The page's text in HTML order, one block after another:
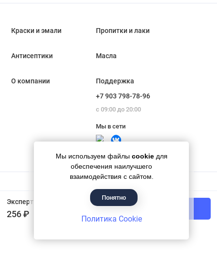
Эксперт Эмаль Универсальная алкидная полуматовая Белая 0,8 кг
256 ₽
В корзину
Мы используем файлы cookie для
обеспечения наилучшего
взаимодействия с сайтом.
Понятно
Политика Cookie
Краски и эмали Пропитки и лаки
Антисептики Масла
О компании
Поддержка
+7 903 798-78-96
с 09:00 до 20:00
Мы в сети
Гипермаркет красок «Банапал», 2018 - 2026